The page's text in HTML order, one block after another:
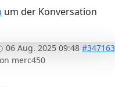
um der Konversation
06 Aug. 2025 09:48 #347163
merc450